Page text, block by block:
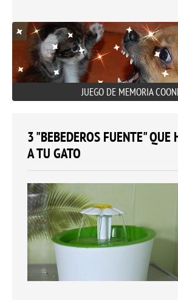
JUEGO DE MEMORIA
3 "BEBEDEROS FUENTE" QUE
A TU GATO